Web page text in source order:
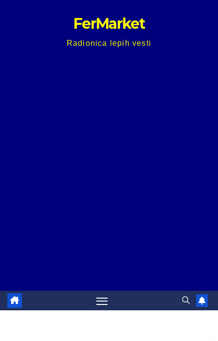
FerMarket
Radionica lepih vesti